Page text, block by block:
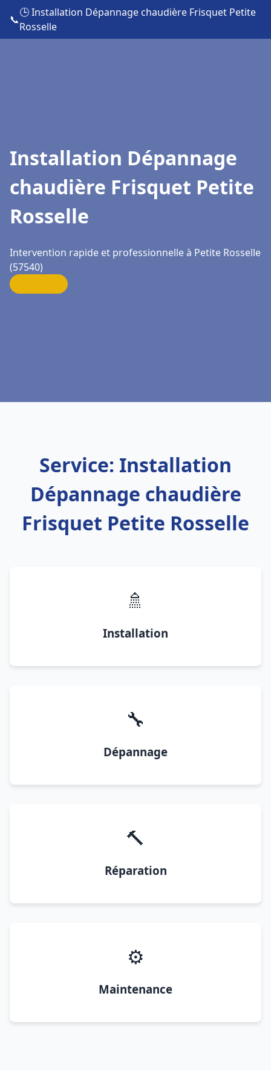
📞
🕒 Installation Dépannage chaudière Frisquet Petite
Rosselle
Installation Dépannage
chaudière Frisquet Petite
Rosselle
Intervention rapide et professionnelle à Petite Rosselle
(57540)
Service: Installation
Dépannage chaudière
Frisquet Petite Rosselle
🚿
Installation
🔧
Dépannage
🔨
Réparation
⚙️
Maintenance